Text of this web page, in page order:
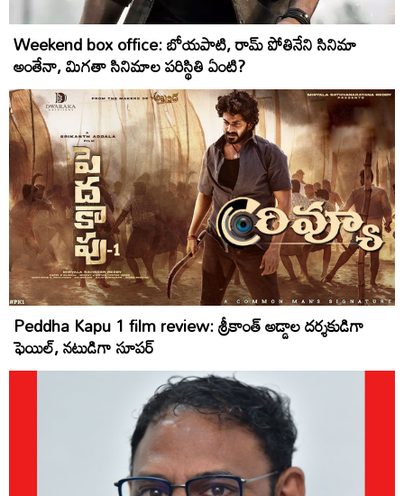
Weekend box office: బోయపాటి, రామ్ పోతినేని సినిమా
అంతేనా, మిగతా సినిమాల పరిస్థితి ఏంటి?
Peddha Kapu 1 film review: శ్రీకాంత్ అడ్డాల దర్శకుడిగా
ఫెయిల్, నటుడిగా సూపర్